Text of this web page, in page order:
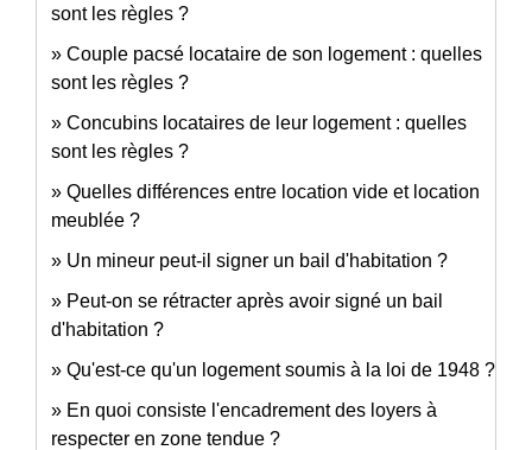
sont les règles ?
Couple pacsé locataire de son logement : quelles
sont les règles ?
Concubins locataires de leur logement : quelles
sont les règles ?
Quelles différences entre location vide et location
meublée ?
Un mineur peut-il signer un bail d'habitation ?
Peut-on se rétracter après avoir signé un bail
d'habitation ?
Qu'est-ce qu'un logement soumis à la loi de 1948 ?
En quoi consiste l'encadrement des loyers à
respecter en zone tendue ?